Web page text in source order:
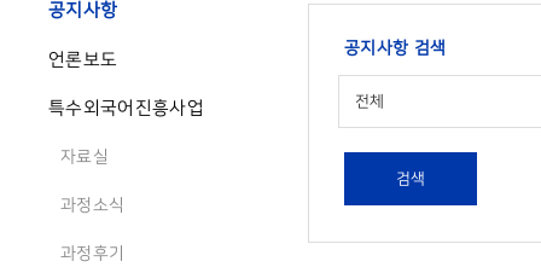
공지사항
언론보도
특수외국어진흥사업
자료실
과정소식
과정후기
공지사항 검색
전체
검색